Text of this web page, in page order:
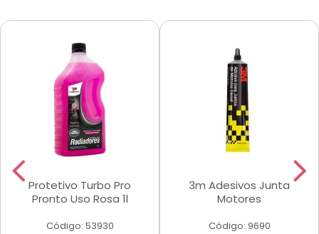
Protetivo Turbo Pro
Pronto Uso Rosa 1l
Código: 53930
3m Adesivos Junta
Motores
Código: 9690